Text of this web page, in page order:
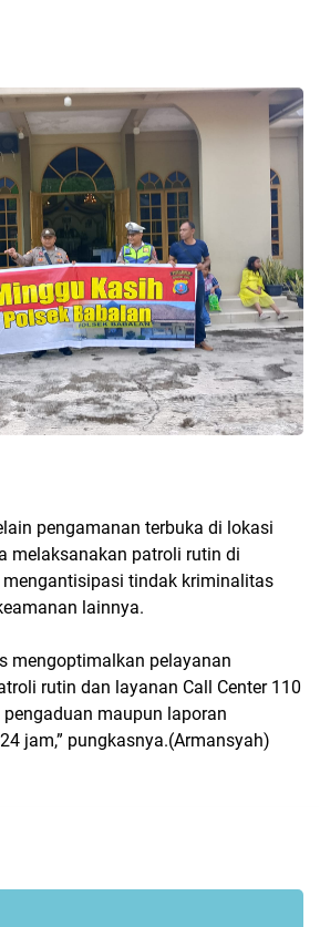
pengamanan terbuka di lokasi
melaksanakan patroli rutin di
tindak kriminalitas
lainnya.
mengoptimalkan pelayanan
rutin dan layanan Call Center 110
maupun laporan
jam,” pungkasnya.(Armansyah)